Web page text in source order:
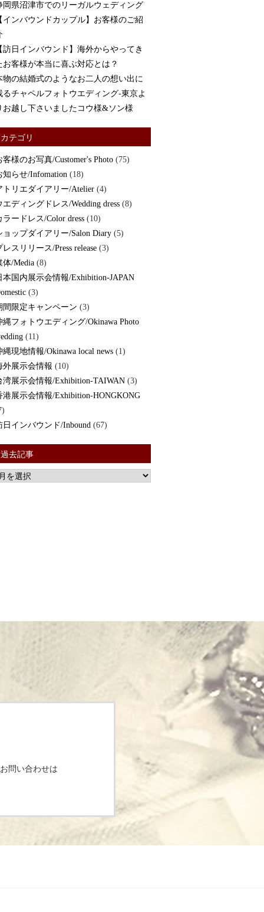
岡県沼津市でのリーガルウェディング
インバウンドカップル】お客様のご紹
訪日インバウンド】海外からやってき
お客様が本当に喜ぶ対応とは？
物の結婚式のようなお二人の想い出に
るチャペルフォトウエディング-東京よ
お越し下さいましたコウ様&ソン様
カテゴリ
客様のお写真/Customer's Photo (75)
知らせ/Infomation (18)
トリエダイアリー/Atelier (4)
エディングドレス/Wedding dress (8)
ラードレス/Color dress (10)
ョップダイアリー/Salon Diary (5)
レスリリース/Press release (3)
体/Media (8)
本国内展示会情報/Exhibition-JAPAN
(3)
間限定キャンペーン (3)
縄フォトウエディング/Okinawa Photo
(11)
縄現地情報/Okinawa local news (1)
外展示会情報 (10)
湾展示会情報/Exhibition-TAIWAN (3)
港展示会情報/Exhibition-HONGKONG
日インバウンド/Inbound (67)
過去記事
問い合わせは